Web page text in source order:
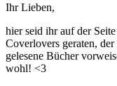
Ihr Lieben,
hier seid ihr auf der
Coverlovers geraten,
gelesene Bücher
wohl! <3